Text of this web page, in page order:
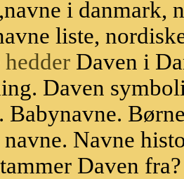
i danmark,
liste,
Daven i
Daven
Babynavne.
navne. Navne
Daven fra?